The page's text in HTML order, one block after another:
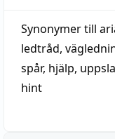
Synonymer till
ledtråd,
spår, hjälp,
hint